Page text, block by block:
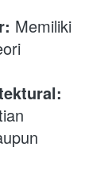
Memiliki